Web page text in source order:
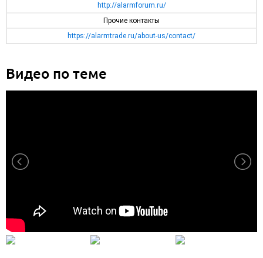
http://alarmforum.ru/
Прочие контакты
https://alarmtrade.ru/about-us/contact/
Видео по теме